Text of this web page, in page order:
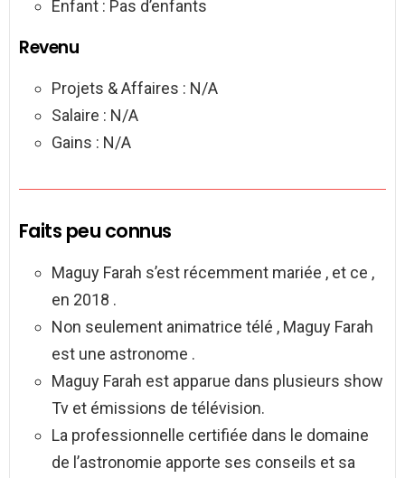
Enfant : Pas d’enfants
Revenu
Projets & Affaires : N/A
Salaire : N/A
Gains : N/A
Faits peu connus
Maguy Farah s’est récemment mariée , et ce ,
en 2018 .
Non seulement animatrice télé , Maguy Farah
est une astronome .
Maguy Farah est apparue dans plusieurs show
Tv et émissions de télévision.
La professionnelle certifiée dans le domaine
de l’astronomie apporte ses conseils et sa